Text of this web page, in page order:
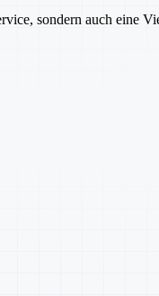
sondern auch eine